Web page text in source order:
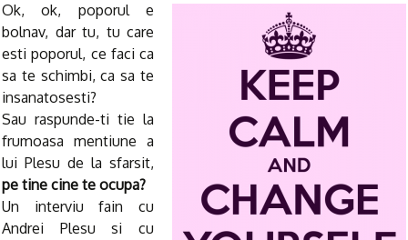
Ok, ok, poporul e
bolnav, dar tu, tu care
esti poporul, ce faci ca
sa te schimbi, ca sa te
insanatosesti?
Sau raspunde-ti tie la
frumoasa mentiune a
lui Plesu de la sfarsit,
pe tine cine te ocupa?
Un interviu fain cu
Andrei Plesu si cu